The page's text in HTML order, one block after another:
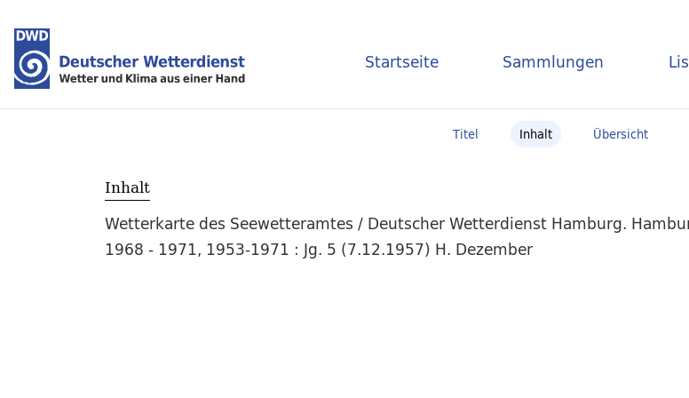
Startseite Sammlungen
Titel Inhalt Übersicht
Inhalt
Wetterkarte des Seewetteramtes / Deutscher Wetterdienst Hamburg.
1968 - 1971, 1953-1971 : Jg. 5 (7.12.1957) H. Dezember